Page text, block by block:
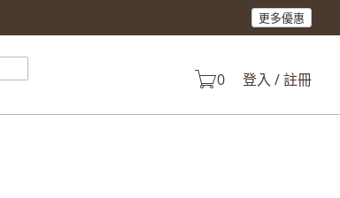
更多優惠
0 登入 / 註冊